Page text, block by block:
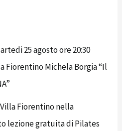
25 agosto ore 20:30
Fiorentino Michela Borgia “Il
Villa Fiorentino nella
lezione gratuita di Pilates